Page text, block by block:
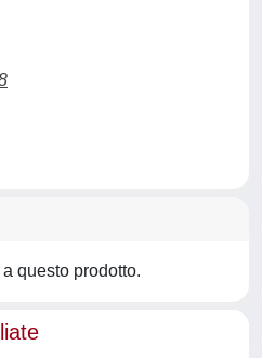
questo prodotto.